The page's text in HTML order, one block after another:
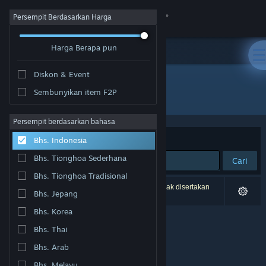
Login
Tentang
Bantuan
Ubah bahasa
Dapatkan Aplikasi Seluler Steam
Lihat situs web desktop
Persempit Berdasarkan Harga
Harga Berapa pun
Diskon & Event
Sembunyikan item F2P
Persempit berdasarkan bahasa
Bhs. Indonesia
Bhs. Tionghoa Sederhana
Bhs. Tionghoa Tradisional
Bhs. Jepang
Bhs. Korea
Bhs. Thai
Bhs. Arab
Pengembang: Lesta Studio
Berdasarkan Relevansi
Cari
0 hasil cocok dengan pencarianmu. 7 produk tidak disertakan
berdasarkan preferensimu.